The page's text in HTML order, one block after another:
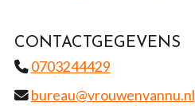
CONTACTGEGEVENS
0703244429
bureau@vrouwenvannu.nl